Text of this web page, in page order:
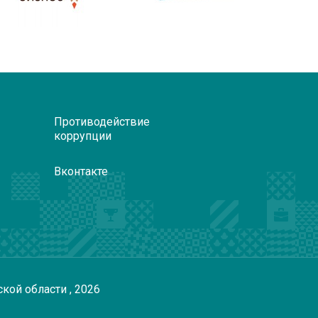
Противодействие
коррупции
Вконтакте
области , 2026